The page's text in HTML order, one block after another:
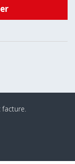
facture.